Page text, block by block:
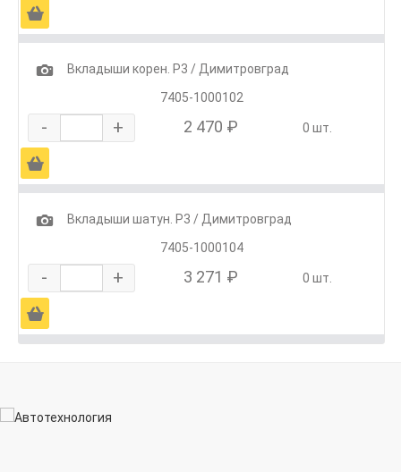
Ä
1
Вкладыши корен. Р3 / Димитровград
7405-1000102
- + 2 470 ₽ 0 шт.
Ä
1
Вкладыши шатун. Р3 / Димитровград
7405-1000104
- + 3 271 ₽ 0 шт.
Ä